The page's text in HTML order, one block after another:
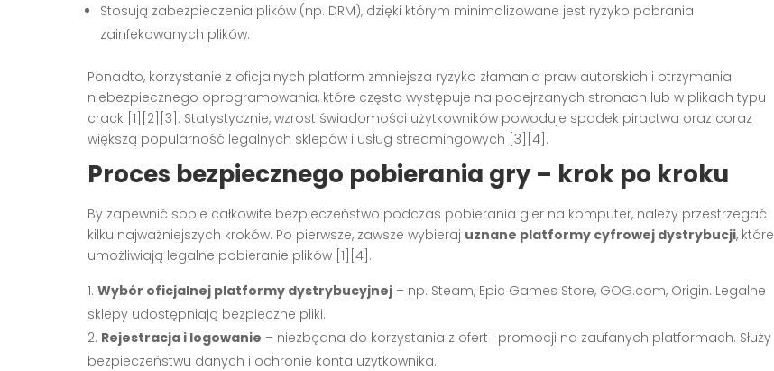
Stosują zabezpieczenia plików (np. DRM), dzięki którym minimalizowane jest ryzyko pobrania
zainfekowanych plików.
Ponadto, korzystanie z oficjalnych platform zmniejsza ryzyko złamania praw autorskich i otrzymania
niebezpiecznego oprogramowania, które często występuje na podejrzanych stronach lub w plikach typu
crack [1][2][3] . Statystycznie, wzrost świadomości użytkowników powoduje spadek piractwa oraz coraz
większą popularność legalnych sklepów i usług streamingowych [3][4] .
Proces bezpiecznego pobierania gry – krok po kroku
By zapewnić sobie całkowite bezpieczeństwo podczas pobierania gier na komputer, należy przestrzegać
kilku najważniejszych kroków. Po pierwsze, zawsze wybieraj uznane platformy cyfrowej dystrybucji, które
umożliwiają legalne pobieranie plików [1][4] .
Wybór oficjalnej platformy dystrybucyjnej – np. Steam, Epic Games Store, GOG.com, Origin. Legalne
sklepy udostępniają bezpieczne pliki.
Rejestracja i logowanie – niezbędna do korzystania z ofert i promocji na zaufanych platformach. Służy
bezpieczeństwu danych i ochronie konta użytkownika.